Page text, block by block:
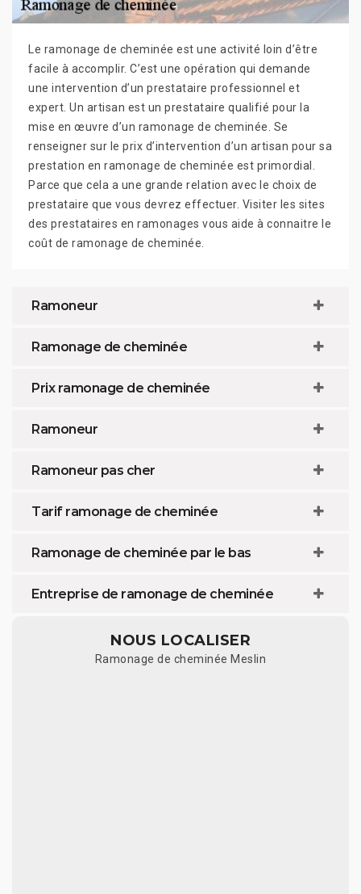
Le ramonage de cheminée est une activité loin d’être
facile à accomplir. C’est une opération qui demande
une intervention d’un prestataire professionnel et
expert. Un artisan est un prestataire qualifié pour la
mise en œuvre d’un ramonage de cheminée. Se
renseigner sur le prix d’intervention d’un artisan pour sa
prestation en ramonage de cheminée est primordial.
Parce que cela a une grande relation avec le choix de
prestataire que vous devrez effectuer. Visiter les sites
des prestataires en ramonages vous aide à connaitre le
coût de ramonage de cheminée.
Ramoneur
Ramonage de cheminée
Prix ramonage de cheminée
Ramoneur
Ramoneur pas cher
Tarif ramonage de cheminée
Ramonage de cheminée par le bas
Entreprise de ramonage de cheminée
NOUS LOCALISER
Ramonage de cheminée Meslin